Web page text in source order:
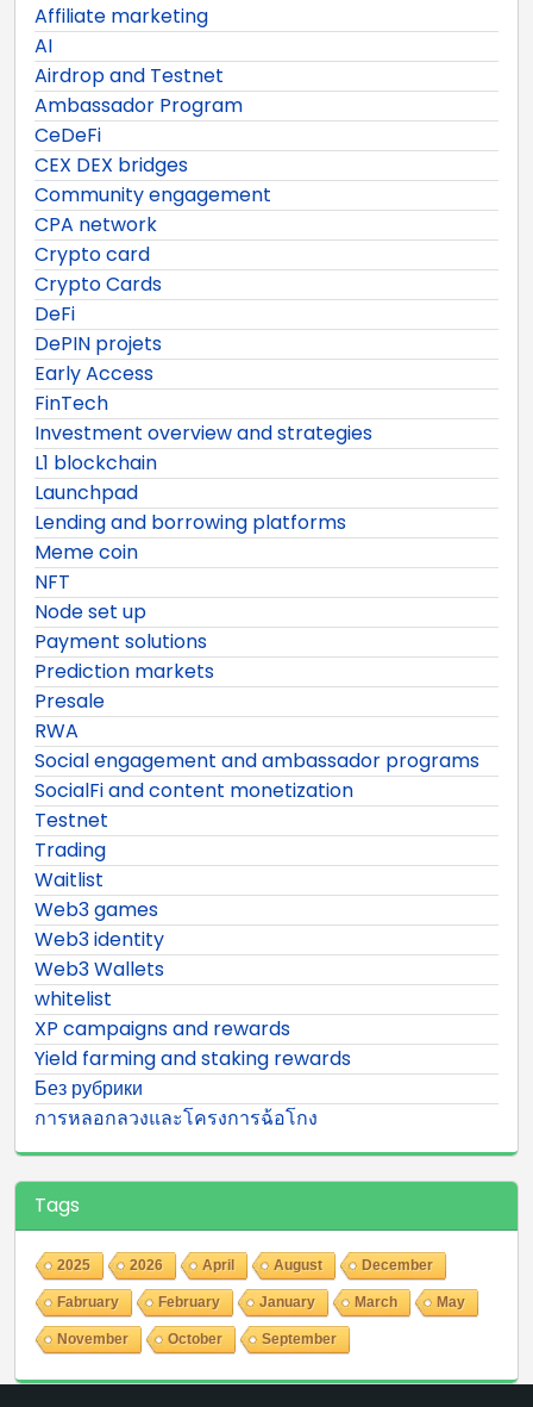
Affiliate marketing
AI
Airdrop and Testnet
Ambassador Program
CeDeFi
CEX DEX bridges
Community engagement
CPA network
Crypto card
Crypto Cards
DeFi
DePIN projets
Early Access
FinTech
Investment overview and strategies
L1 blockchain
Launchpad
Lending and borrowing platforms
Meme coin
NFT
Node set up
Payment solutions
Prediction markets
Presale
RWA
Social engagement and ambassador programs
SocialFi and content monetization
Testnet
Trading
Waitlist
Web3 games
Web3 identity
Web3 Wallets
whitelist
XP campaigns and rewards
Yield farming and staking rewards
Без рубрики
การหลอกลวงและโครงการฉ้อโกง
Tags
2025 2026 April August December
Fabruary February January March May
November October September